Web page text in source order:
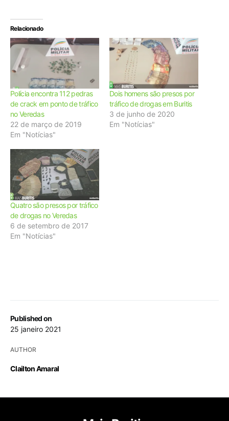
Published on
25 janeiro 2021
AUTHOR
Clailton Amaral
Relacionado
Polícia encontra 112 pedras
de crack em ponto de tráfico
no Veredas
22 de março de 2019
Em "Notícias"
Dois homens são presos por
tráfico de drogas em Buritis
3 de junho de 2020
Em "Notícias"
Quatro são presos por tráfico
de drogas no Veredas
6 de setembro de 2017
Em "Notícias"